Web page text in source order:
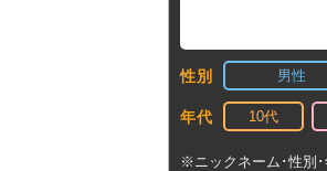
性別 男性
年代 10代
※ニックネーム･性別･